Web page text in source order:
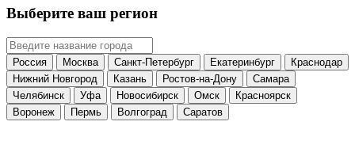
Выберите ваш регион
Россия Москва Санкт-Петербург Екатеринбург
Краснодар
Нижний Новгород
Казань Ростов-на-Дону
Самара
Челябинск
Уфа Новосибирск Омск
Красноярск
Воронеж
Пермь Волгоград Саратов